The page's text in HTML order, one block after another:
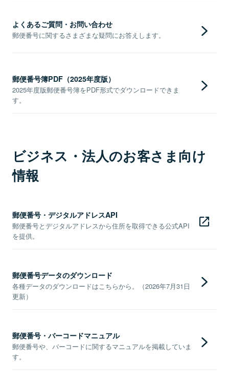
よくあるご質問・お問い合わせ
郵便番号に関するさまざまな疑問にお答えします。
郵便番号簿PDF（2025年度版）
2025年度版郵便番号簿をPDF形式でダウンロードできま
す。
ビジネス・法人のお客さま向け
情報
郵便番号・デジタルアドレスAPI
郵便番号とデジタルアドレスから住所を取得できる公式API
を提供。
郵便番号データのダウンロード
各種データのダウンロードはこちらから。（2026年7月31日
更新）
郵便番号・バーコードマニュアル
郵便番号や、バーコードに関するマニュアルを掲載していま
す。